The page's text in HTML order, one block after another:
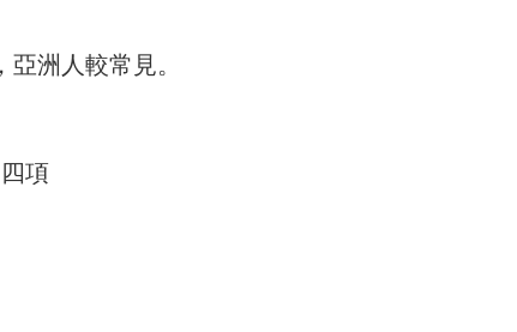
洲人較常見。
項